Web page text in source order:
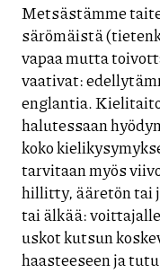
Metsästämme
särömäistä
vapaa mutta
vaativat:
englantia.
halutessaan
koko
tarvitaan myös
hillitty, ääretön tai
tai älkää:
uskot kutsun
haasteeseen ja